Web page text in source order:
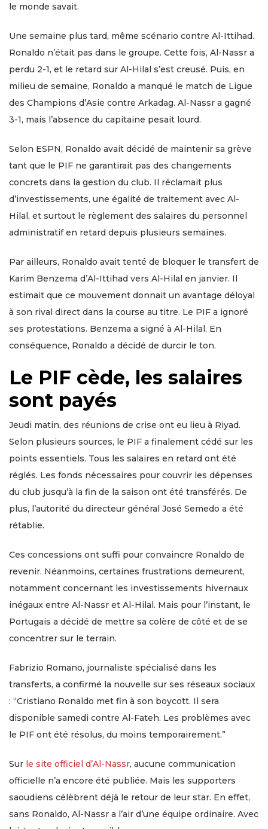
le monde savait.
Une semaine plus tard, même scénario contre Al-Ittihad.
Ronaldo n’était pas dans le groupe. Cette fois, Al-Nassr a
perdu 2-1, et le retard sur Al-Hilal s’est creusé. Puis, en
milieu de semaine, Ronaldo a manqué le match de Ligue
des Champions d’Asie contre Arkadag. Al-Nassr a gagné
3-1, mais l’absence du capitaine pesait lourd.
Selon ESPN, Ronaldo avait décidé de maintenir sa grève
tant que le PIF ne garantirait pas des changements
concrets dans la gestion du club. Il réclamait plus
d’investissements, une égalité de traitement avec Al-
Hilal, et surtout le règlement des salaires du personnel
administratif en retard depuis plusieurs semaines.
Par ailleurs, Ronaldo avait tenté de bloquer le transfert de
Karim Benzema d’Al-Ittihad vers Al-Hilal en janvier. Il
estimait que ce mouvement donnait un avantage déloyal
à son rival direct dans la course au titre. Le PIF a ignoré
ses protestations. Benzema a signé à Al-Hilal. En
conséquence, Ronaldo a décidé de durcir le ton.
Le PIF cède, les salaires
sont payés
Jeudi matin, des réunions de crise ont eu lieu à Riyad.
Selon plusieurs sources, le PIF a finalement cédé sur les
points essentiels. Tous les salaires en retard ont été
réglés. Les fonds nécessaires pour couvrir les dépenses
du club jusqu’à la fin de la saison ont été transférés. De
plus, l’autorité du directeur général José Semedo a été
rétablie.
Ces concessions ont suffi pour convaincre Ronaldo de
revenir. Néanmoins, certaines frustrations demeurent,
notamment concernant les investissements hivernaux
inégaux entre Al-Nassr et Al-Hilal. Mais pour l’instant, le
Portugais a décidé de mettre sa colère de côté et de se
concentrer sur le terrain.
Fabrizio Romano, journaliste spécialisé dans les
transferts, a confirmé la nouvelle sur ses réseaux sociaux
: “Cristiano Ronaldo met fin à son boycott. Il sera
disponible samedi contre Al-Fateh. Les problèmes avec
le PIF ont été résolus, du moins temporairement.”
Sur le site officiel d’Al-Nassr, aucune communication
officielle n’a encore été publiée. Mais les supporters
saoudiens célèbrent déjà le retour de leur star. En effet,
sans Ronaldo, Al-Nassr a l’air d’une équipe ordinaire. Avec